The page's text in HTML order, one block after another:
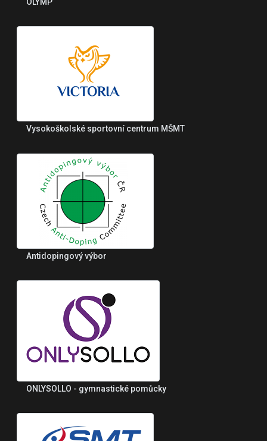
Vysokoškolské sportovní centrum MŠMT
Antidopingový výbor
ONLYSOLLO - gymnastické pomůcky